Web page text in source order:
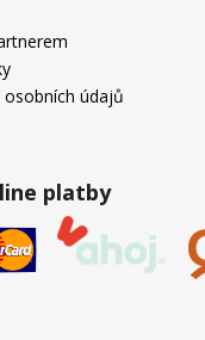
údajů
platby